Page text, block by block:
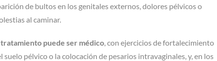
de bultos en los genitales externos, dolores pélvicos o
al caminar.
tratamiento puede ser médico, con ejercicios de fortalecimiento
suelo pélvico o la colocación de pesarios intravaginales, y, en los